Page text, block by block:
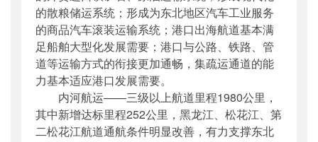
的散粮储运系统；形成为东北地区汽车工业服务
的商品汽车滚装运输系统；港口出海航道基本满
足船舶大型化发展需要；港口与公路、铁路、管
道等运输方式的衔接更加通畅，集疏运通道的能
力基本适应港口发展需要。
内河航运——三级以上航道里程1980公里，
其中新增达标里程252公里，黑龙江、松花江、第
二松花江航道通航条件明显改善，有力支撑东北